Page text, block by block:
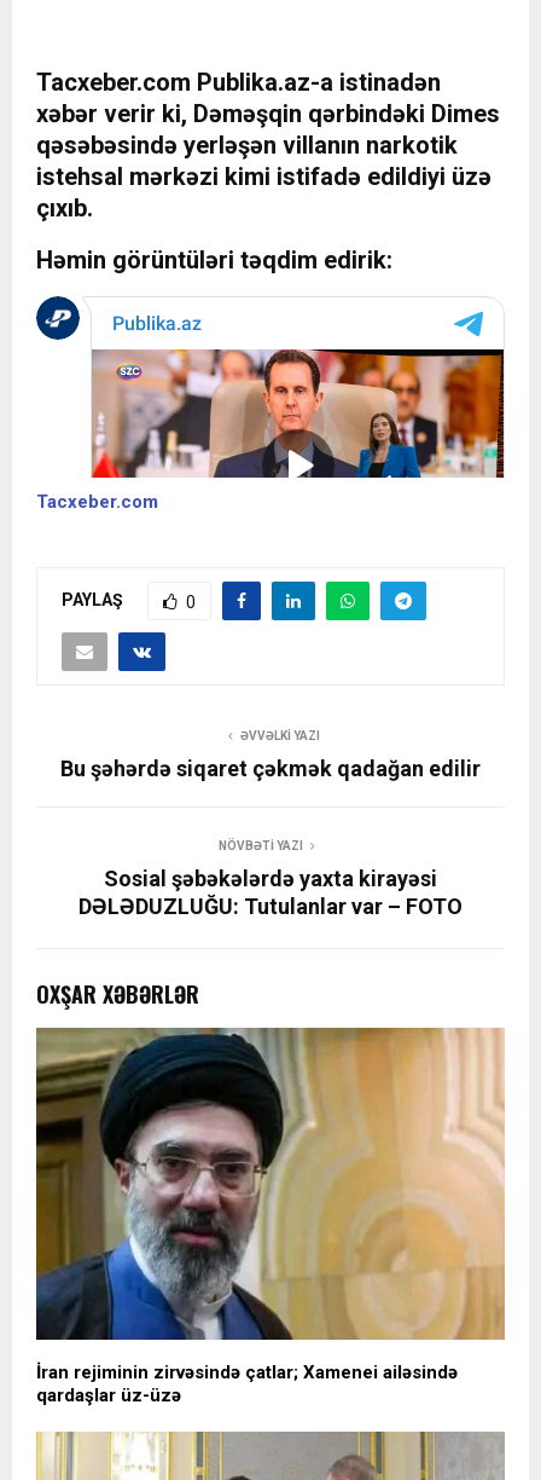
Tacxeber.com Publika.az-a istinadən
xəbər verir ki, Dəməşqin qərbindəki Dimes
qəsəbəsində yerləşən villanın narkotik
istehsal mərkəzi kimi istifadə edildiyi üzə
çıxıb.
Həmin görüntüləri təqdim edirik:
Tacxeber.com
PAYLAŞ 0
ƏVVƏLKI YAZI
Bu şəhərdə siqaret çəkmək qadağan edilir
NÖVBƏTI YAZI
Sosial şəbəkələrdə yaxta kirayəsi
DƏLƏDUZLUĞU: Tutulanlar var – FOTO
OXŞAR XƏBƏRLƏR
İran rejiminin zirvəsində çatlar; Xamenei ailəsində
qardaşlar üz-üzə